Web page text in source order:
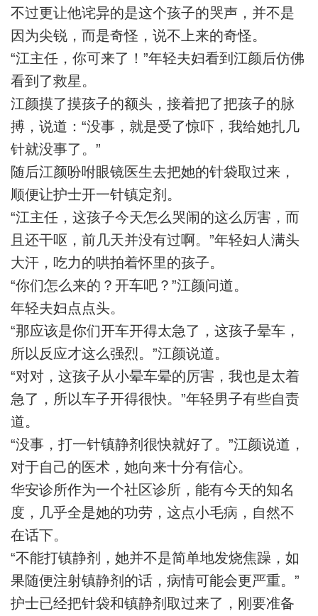
不过更让他诧异的是这个孩子的哭声，并不是
因为尖锐，而是奇怪，说不上来的奇怪。
“江主任，你可来了！”年轻夫妇看到江颜后仿佛
看到了救星。
江颜摸了摸孩子的额头，接着把了把孩子的脉
搏，说道：“没事，就是受了惊吓，我给她扎几
针就没事了。”
随后江颜吩咐眼镜医生去把她的针袋取过来，
顺便让护士开一针镇定剂。
“江主任，这孩子今天怎么哭闹的这么厉害，而
且还干呕，前几天并没有过啊。”年轻妇人满头
大汗，吃力的哄拍着怀里的孩子。
“你们怎么来的？开车吧？”江颜问道。
年轻夫妇点点头。
“那应该是你们开车开得太急了，这孩子晕车，
所以反应才这么强烈。”江颜说道。
“对对，这孩子从小晕车晕的厉害，我也是太着
急了，所以车子开得很快。”年轻男子有些自责
道。
“没事，打一针镇静剂很快就好了。”江颜说道，
对于自己的医术，她向来十分有信心。
华安诊所作为一个社区诊所，能有今天的知名
度，几乎全是她的功劳，这点小毛病，自然不
在话下。
“不能打镇静剂，她并不是简单地发烧焦躁，如
果随便注射镇静剂的话，病情可能会更严重。”
护士已经把针袋和镇静剂取过来了，刚要准备